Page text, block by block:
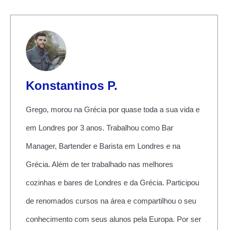
Konstantinos P.
Grego, morou na Grécia por quase toda a sua vida e
em Londres por 3 anos. Trabalhou como Bar
Manager, Bartender e Barista em Londres e na
Grécia. Além de ter trabalhado nas melhores
cozinhas e bares de Londres e da Grécia. Participou
de renomados cursos na área e compartilhou o seu
conhecimento com seus alunos pela Europa. Por ser